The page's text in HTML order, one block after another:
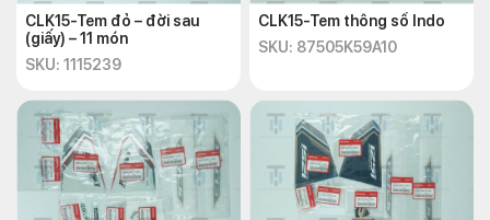
CLK15-Tem đỏ – đời sau
(giấy) – 11 món
SKU: 1115239
CLK15-Tem thông số Indo
SKU: 87505K59A10